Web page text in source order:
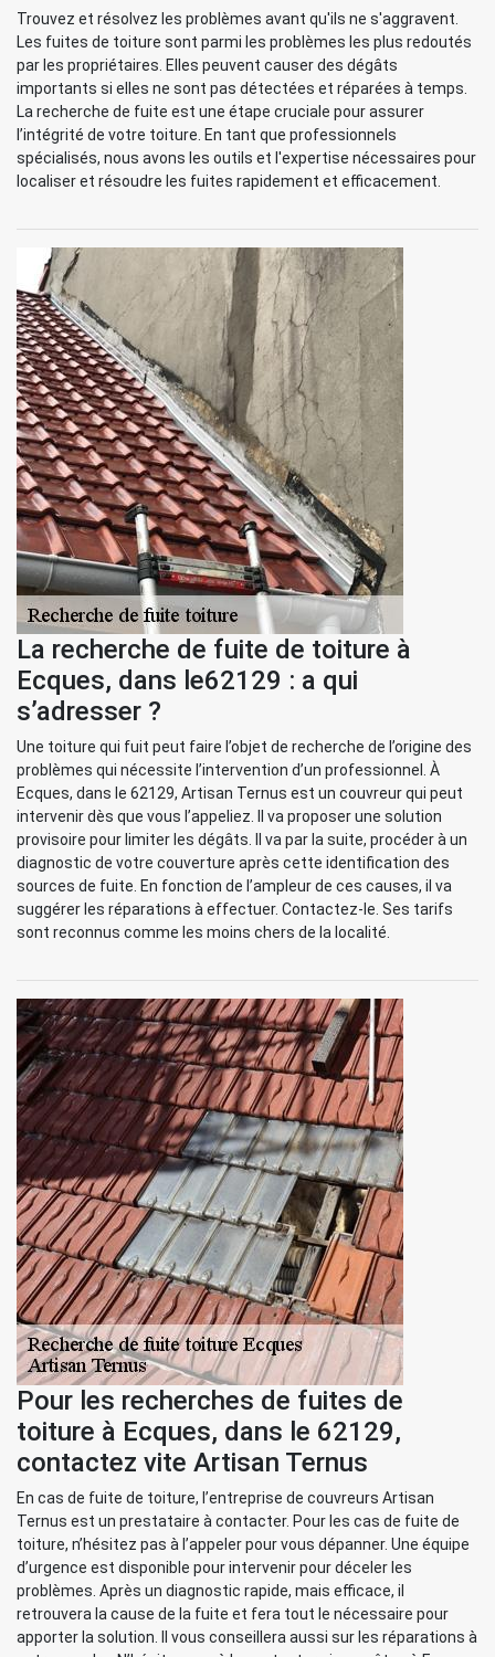
Trouvez et résolvez les problèmes avant qu'ils ne s'aggravent.
Les fuites de toiture sont parmi les problèmes les plus redoutés
par les propriétaires. Elles peuvent causer des dégâts
importants si elles ne sont pas détectées et réparées à temps.
La recherche de fuite est une étape cruciale pour assurer
l’intégrité de votre toiture. En tant que professionnels
spécialisés, nous avons les outils et l'expertise nécessaires pour
localiser et résoudre les fuites rapidement et efficacement.
La recherche de fuite de toiture à
Ecques, dans le62129 : a qui
s’adresser ?
Une toiture qui fuit peut faire l’objet de recherche de l’origine des
problèmes qui nécessite l’intervention d’un professionnel. À
Ecques, dans le 62129, Artisan Ternus est un couvreur qui peut
intervenir dès que vous l’appeliez. Il va proposer une solution
provisoire pour limiter les dégâts. Il va par la suite, procéder à un
diagnostic de votre couverture après cette identification des
sources de fuite. En fonction de l’ampleur de ces causes, il va
suggérer les réparations à effectuer. Contactez-le. Ses tarifs
sont reconnus comme les moins chers de la localité.
Pour les recherches de fuites de
toiture à Ecques, dans le 62129,
contactez vite Artisan Ternus
En cas de fuite de toiture, l’entreprise de couvreurs Artisan
Ternus est un prestataire à contacter. Pour les cas de fuite de
toiture, n’hésitez pas à l’appeler pour vous dépanner. Une équipe
d’urgence est disponible pour intervenir pour déceler les
problèmes. Après un diagnostic rapide, mais efficace, il
retrouvera la cause de la fuite et fera tout le nécessaire pour
apporter la solution. Il vous conseillera aussi sur les réparations à